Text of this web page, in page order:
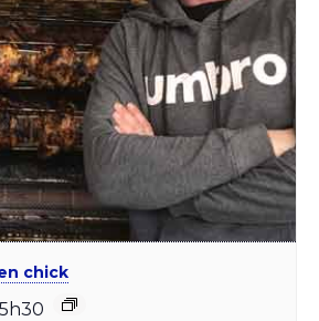
chick